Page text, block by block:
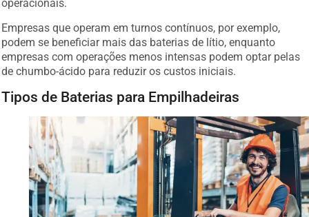
operacionais.
Empresas que operam em turnos contínuos, por exemplo,
podem se beneficiar mais das baterias de lítio, enquanto
empresas com operações menos intensas podem optar pelas
de chumbo-ácido para reduzir os custos iniciais.
Tipos de Baterias para Empilhadeiras